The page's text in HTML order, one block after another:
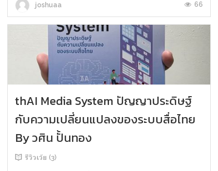
joshuaa 66
thAI Media System ปัญญาประดิษฐ์
กับความเปลี่ยนแปลงของระบบสื่อไทย
By วศิน ปั้นทอง
รีวิวเว้ย (3)